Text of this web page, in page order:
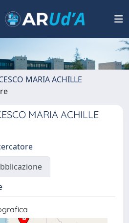
MARIA ACHILLE
MARIA ACHILLE